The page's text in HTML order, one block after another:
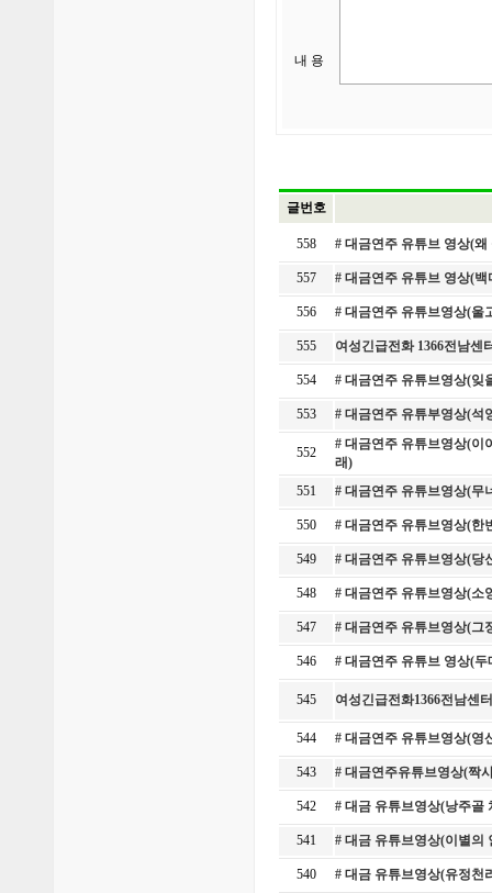
내 용
글번호
558 # 대금연주 유튜브 영상(
557 # 대금연주 유튜브 영상(
556 # 대금연주 유튜브영상(
555 여성긴급전화 1366전남
554 # 대금연주 유튜브영상(
553 # 대금연주 유튜부영상(
552
# 대금연주 유튜브영상(이
래)
551
# 대금연주 유튜브영상(
550 # 대금연주 유튜브영상(
549 # 대금연주 유튜브영상(
548 # 대금연주 유튜브영상(
547 # 대금연주 유튜브영상(그
546 # 대금연주 유튜브 영상(
545 여성긴급전화1366전남센
544 # 대금연주 유튜브영상(
543 # 대금연주유튜브영상(짝
542 # 대금 유튜브영상(낭주골
541 # 대금 유튜브영상(이별
540 # 대금 유튜브영상(유정